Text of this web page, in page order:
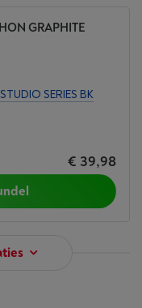
GRAPHITE
SERIES BK
€ 39,98